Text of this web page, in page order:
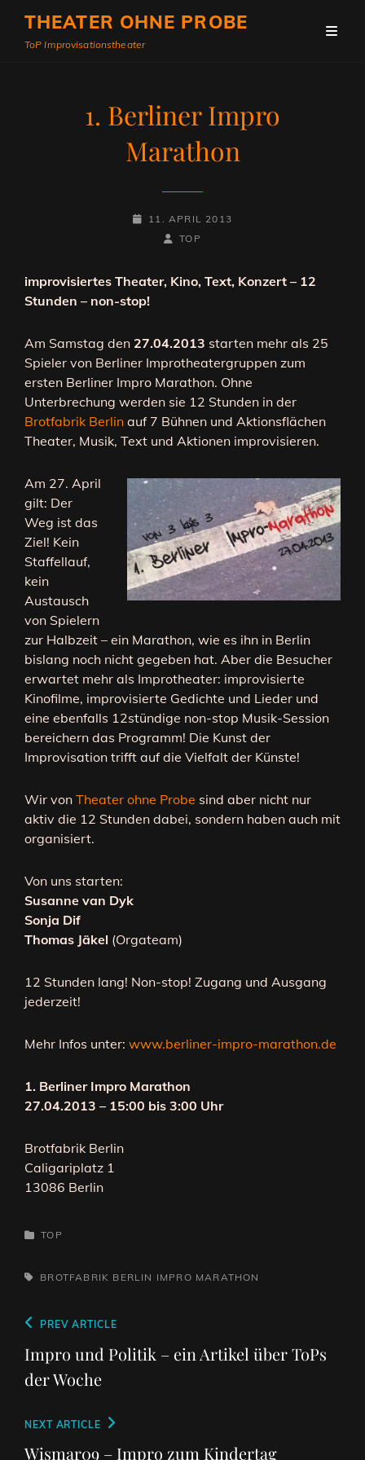
THEATER OHNE PROBE
ToP Improvisationstheater
1. Berliner Impro
Marathon
POSTED-
11. APRIL 2013
BY
BYLINE
TOP
improvisiertes Theater, Kino, Text, Konzert – 12
Stunden – non-stop!
Am Samstag den 27.04.2013 starten mehr als 25
Spieler von Berliner Improtheatergruppen zum
ersten Berliner Impro Marathon. Ohne
Unterbrechung werden sie 12 Stunden in der
Brotfabrik Berlin auf 7 Bühnen und Aktionsflächen
Theater, Musik, Text und Aktionen improvisieren.
Am 27. April
gilt: Der
Weg ist das
Ziel! Kein
Staffellauf,
kein
Austausch
von Spielern
zur Halbzeit – ein Marathon, wie es ihn in Berlin
bislang noch nicht gegeben hat. Aber die Besucher
erwartet mehr als Improtheater: improvisierte
Kinofilme, improvisierte Gedichte und Lieder und
eine ebenfalls 12stündige non-stop Musik-Session
bereichern das Programm! Die Kunst der
Improvisation trifft auf die Vielfalt der Künste!
Wir von Theater ohne Probe sind aber nicht nur
aktiv die 12 Stunden dabei, sondern haben auch mit
organisiert.
Von uns starten:
Susanne van Dyk
Sonja Dif
Thomas Jäkel (Orgateam)
12 Stunden lang! Non-stop! Zugang und Ausgang
jederzeit!
Mehr Infos unter: www.berliner-impro-marathon.de
1. Berliner Impro Marathon
27.04.2013 – 15:00 bis 3:00 Uhr
Brotfabrik Berlin
Caligariplatz 1
13086 Berlin
CATEGORIES
TOP
TAGS,BROTFABRIK BERLIN IMPRO MARATHON
Beitragsnavigation
Previous
Post
PREV ARTICLE
Impro und Politik – ein Artikel über ToPs
der Woche
Next
Post
NEXT ARTICLE
Wismar09 – Impro zum Kindertag